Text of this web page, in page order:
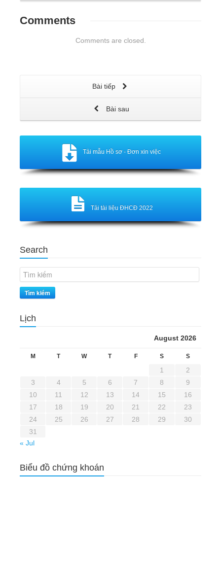
Comments
Comments are closed.
Bài tiếp
Bài sau
Tải mẫu Hồ sơ - Đơn xin việc
Tải tài liệu ĐHCĐ 2022
Search
Tìm kiếm
Lịch
August 2026
M T W T F S S
1
2
3
4 5 6 7 8
9
10
11 12 13 14 15
16
17
18 19 20 21 22
23
24
25 26 27 28 29
30
31
« Jul
Biểu đồ chứng khoán